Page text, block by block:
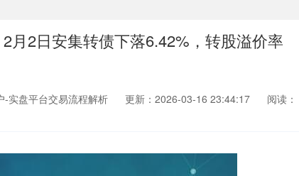
月2日安集转债下落6.42%，转股溢价率
-实盘平台交易流程解析 更新：2026-03-16 23:44:17
阅读：